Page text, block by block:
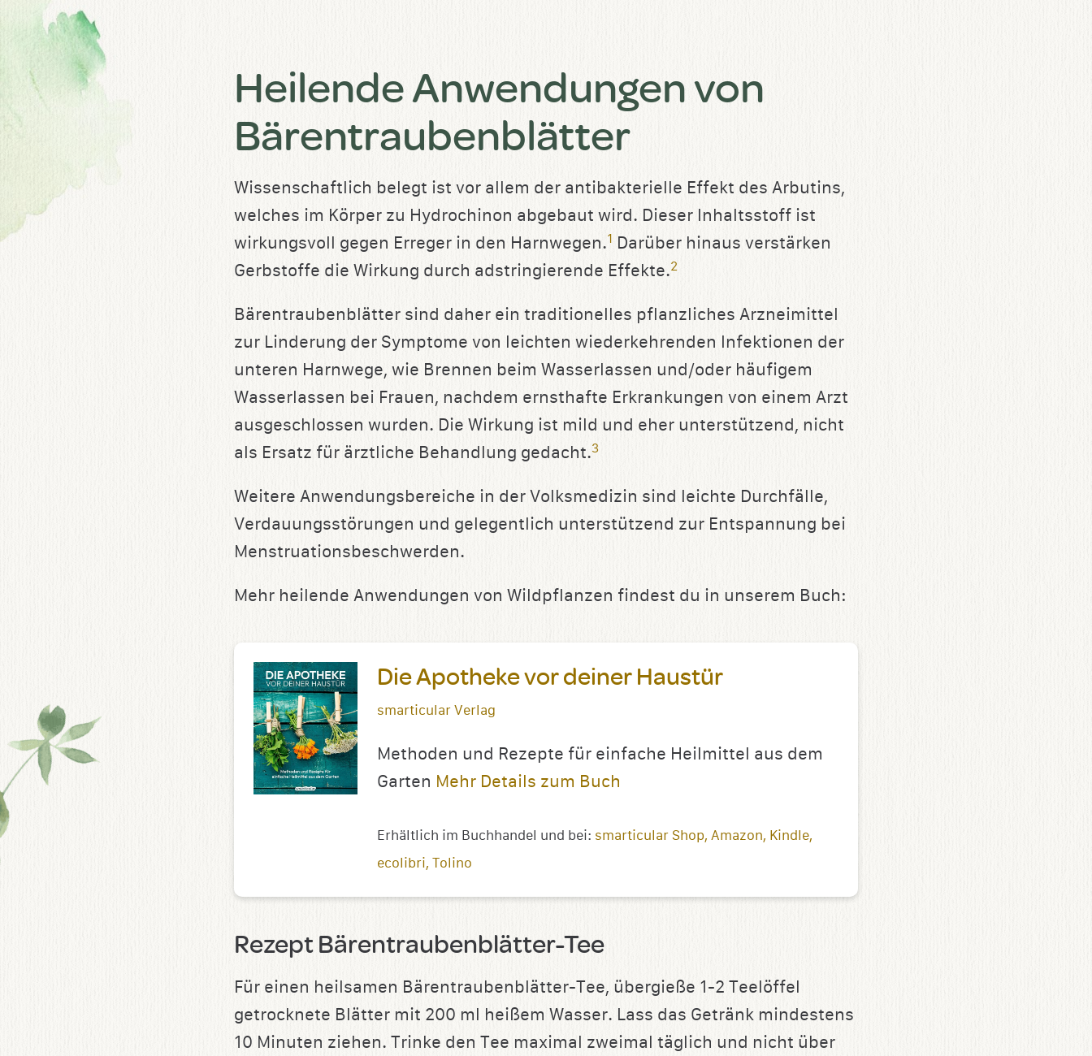
Heilende Anwendungen von
Bärentraubenblätter
Wissenschaftlich belegt ist vor allem der antibakterielle Effekt des Arbutins,
welches im Körper zu Hydrochinon abgebaut wird. Dieser Inhaltsstoff ist
wirkungsvoll gegen Erreger in den Harnwegen.1 Darüber hinaus verstärken
Gerbstoffe die Wirkung durch adstringierende Effekte.2
Bärentraubenblätter sind daher ein traditionelles pflanzliches Arzneimittel
zur Linderung der Symptome von leichten wiederkehrenden Infektionen der
unteren Harnwege, wie Brennen beim Wasserlassen und/oder häufigem
Wasserlassen bei Frauen, nachdem ernsthafte Erkrankungen von einem Arzt
ausgeschlossen wurden. Die Wirkung ist mild und eher unterstützend, nicht
als Ersatz für ärztliche Behandlung gedacht.3
Weitere Anwendungsbereiche in der Volksmedizin sind leichte Durchfälle,
Verdauungsstörungen und gelegentlich unterstützend zur Entspannung bei
Menstruationsbeschwerden.
Mehr heilende Anwendungen von Wildpflanzen findest du in unserem Buch:
Die Apotheke vor deiner Haustür
smarticular Verlag
Methoden und Rezepte für einfache Heilmittel aus dem
Garten Mehr Details zum Buch
Erhältlich im Buchhandel und bei: smarticular Shop Amazon
Kindle
ecolibri Tolino
Rezept Bärentraubenblätter-Tee
Für einen heilsamen Bärentraubenblätter-Tee, übergieße 1-2 Teelöffel
getrocknete Blätter mit 200 ml heißem Wasser. Lass das Getränk mindestens
10 Minuten ziehen. Trinke den Tee maximal zweimal täglich und nicht über